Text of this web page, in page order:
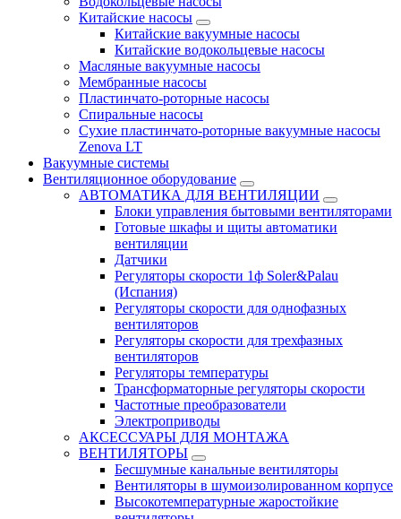
Китайские насосы
Китайские вакуумные насосы
Китайские водокольцевые насосы
Масляные вакуумные насосы
Мембранные насосы
Пластинчато-роторные насосы
Спиральные насосы
Сухие пластинчато-роторные вакуумные насосы
Zenova LT
Вакуумные системы
Вентиляционное оборудование
АВТОМАТИКА ДЛЯ ВЕНТИЛЯЦИИ
Блоки управления бытовыми вентиляторами
Готовые шкафы и щиты автоматики
вентиляции
Датчики
Регуляторы скорости 1ф Soler&Palau
(Испания)
Регуляторы скорости для однофазных
вентиляторов
Регуляторы скорости для трехфазных
вентиляторов
Регуляторы температуры
Трансформаторные регуляторы скорости
Частотные преобразователи
Электроприводы
АКСЕССУАРЫ ДЛЯ МОНТАЖА
ВЕНТИЛЯТОРЫ
Бесшумные канальные вентиляторы
Вентиляторы в шумоизолированном корпусе
Высокотемпературные жаростойкие